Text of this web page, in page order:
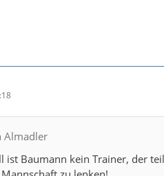
Almadler
ist Baumann kein Trainer, der